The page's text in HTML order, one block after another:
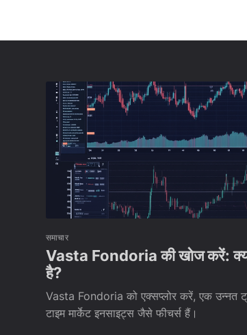
समाचार
Vasta Fondoria की खोज करें:
है?
Vasta Fondoria को एक्सप्लोर करें, एक उन्नत
टाइम मार्केट इनसाइट्स जैसे फीचर्स हैं।